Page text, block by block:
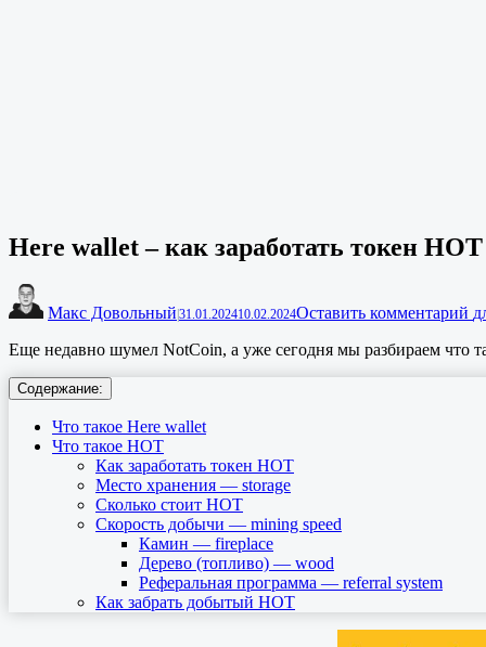
Here wallet – как заработать токен
Макс Довольный 31.01.202410.02.2024Оставить комментарий
Еще недавно шумел NotCoin, а уже сегодня мы разбираем что
Содержание:
Что такое Here wallet
Что такое HOT
Как заработать токен HOT
Место хранения — storage
Сколько стоит HOT
Скорость добычи — mining speed
Камин — fireplace
Дерево (топливо) — wood
Реферальная программа — referral system
Как забрать добытый HOT